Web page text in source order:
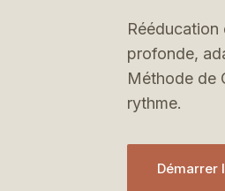
profonde,
Méthode de
rythme.
Démarrer